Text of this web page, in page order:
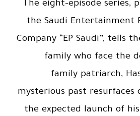
The eight-episode series,
the Saudi Entertainment
Company “EP Saudi”, tells
family who face the
family patriarch,
mysterious past resurfaces
the expected launch of his